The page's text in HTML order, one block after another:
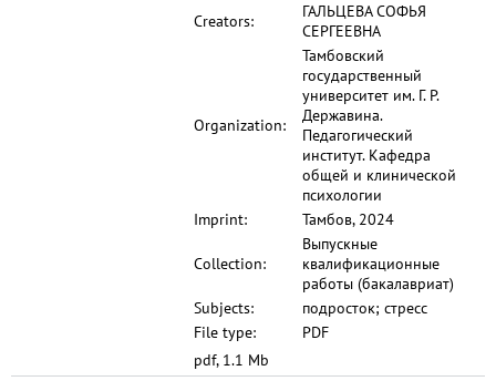
Creators:
ГАЛЬЦЕВА СОФЬЯ
СЕРГЕЕВНА
Organization:
Тамбовский
государственный
университет им. Г. Р.
Державина.
Педагогический
институт. Кафедра
общей и клинической
психологии
Imprint:
Тамбов, 2024
Collection:
Выпускные
квалификационные
работы (бакалавриат)
Subjects:
подросток; стресс
File type:
PDF
pdf, 1.1 Mb